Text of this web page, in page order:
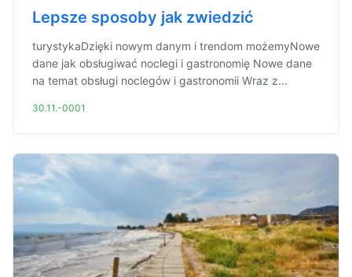
Lepsze sposoby jak zwiedzić
turystykaDzięki nowym danym i trendom możemyNowe
dane jak obsługiwać noclegi i gastronomię Nowe dane
na temat obsługi noclegów i gastronomii Wraz z...
30.11.-0001